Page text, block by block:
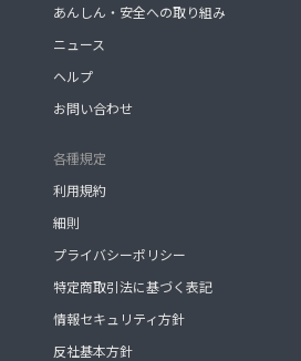
あんしん・安全への取り組み
ニュース
ヘルプ
お問い合わせ
各種規定
利用規約
細則
プライバシーポリシー
特定商取引法に基づく表記
情報セキュリティ方針
反社基本方針